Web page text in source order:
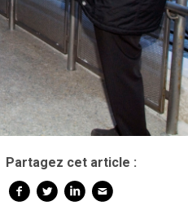
Partagez cet article :